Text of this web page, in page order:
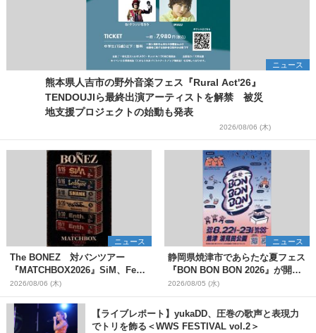
ニュース
熊本県人吉市の野外音楽フェス『Rural Act'26』
TENDOUJIら最終出演アーティストを解禁 被災
地支援プロジェクトの始動も発表
2026/08/06 (木)
ニュース
The BONEZ 対バンツアー
『MATCHBOX2026』SiM、Fear,
and Loathing in Las Vegasら対
バンアーティストを一斉解禁
2026/08/06 (木)
ニュース
静岡県焼津市であらたな夏フェス
『BON BON BON 2026』が開
催 音楽ライブ×盆踊り×DJ×屋台
グルメ×ランタンナイトで彩る2日
間
2026/08/05 (水)
【ライブレポート】yukaDD、圧巻の歌声と表現力
でトリを飾る＜WWS FESTIVAL vol.2＞